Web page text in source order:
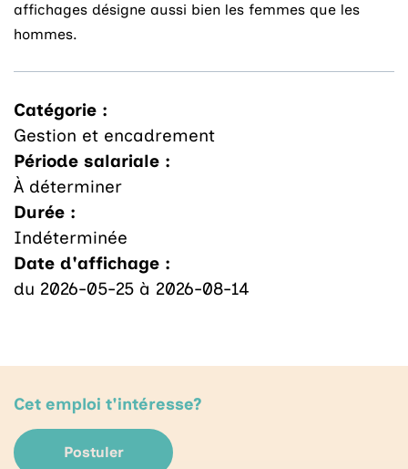
affichages désigne aussi bien les femmes que les
hommes.
Catégorie :
Gestion et encadrement
Période salariale :
À déterminer
Durée :
Indéterminée
Date d'affichage :
du 2026-05-25 à 2026-08-14
Cet emploi t'intéresse?
Postuler